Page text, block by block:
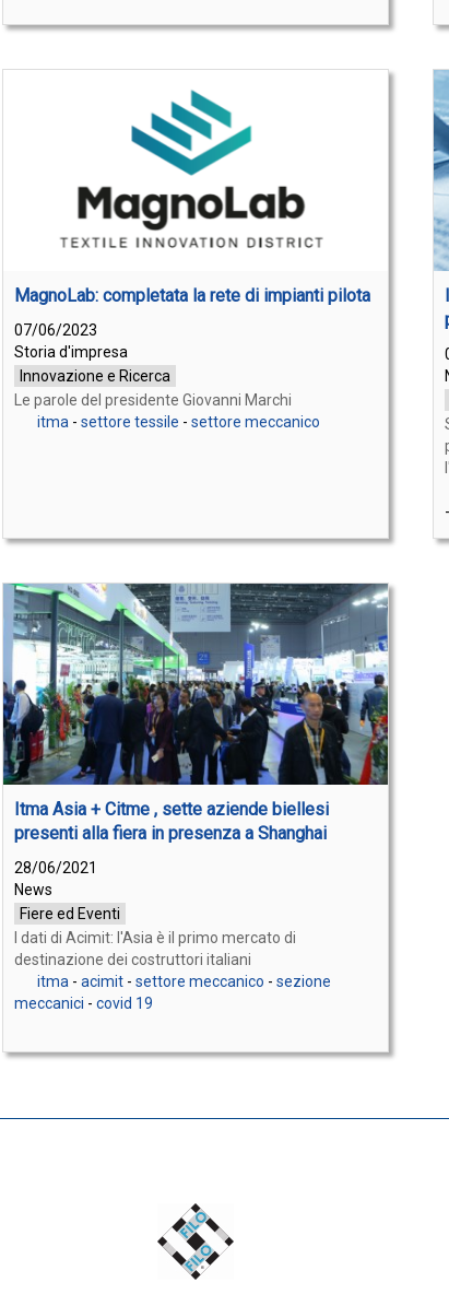
MagnoLab: completata la rete di impianti pilota
07/06/2023
Storia d'impresa
Innovazione e Ricerca
Le parole del presidente Giovanni Marchi
itma - settore tessile - settore meccanico
-
Itma Asia + Citme , sette aziende biellesi
presenti alla fiera in presenza a Shanghai
28/06/2021
News
Fiere ed Eventi
I dati di Acimit: l'Asia è il primo mercato di
destinazione dei costruttori italiani
itma- acimit- settore meccanico - sezione
meccanici -covid 19